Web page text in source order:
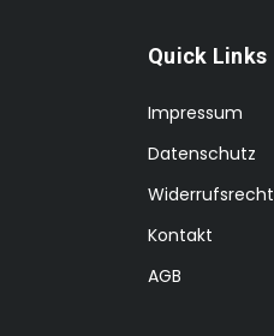
Quick Links
Impressum
Datenschutz
Widerrufsrecht
Kontakt
AGB